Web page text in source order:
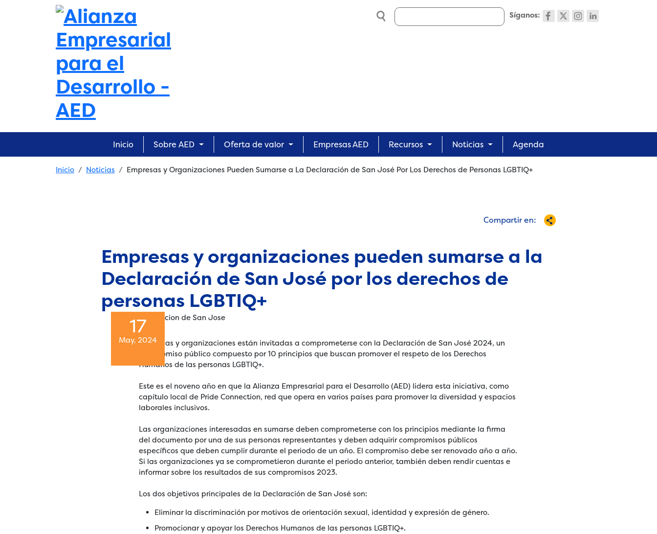
Skip to main content
Síganos:
Search
Main navigation
Inicio Sobre AED Oferta de valor Empresas AED Recursos Noticias Agenda
Breadcrumb
Inicio Noticias Empresas y Organizaciones Pueden Sumarse a La Declaración de San José Por Los Derechos de Personas LGBTIQ+
Compartir en:
Empresas y organizaciones pueden sumarse a la
Declaración de San José por los derechos de
personas LGBTIQ+
17
May, 2024Empresas y organizaciones están invitadas a comprometerse con la Declaración de San José 2024, un
compromiso público compuesto por 10 principios que buscan promover el respeto de los Derechos
Humanos de las personas LGBTIQ+.
Este es el noveno año en que la Alianza Empresarial para el Desarrollo (AED) lidera esta iniciativa, como
capítulo local de Pride Connection, red que opera en varios países para promover la diversidad y espacios
laborales inclusivos.
Las organizaciones interesadas en sumarse deben comprometerse con los principios mediante la firma
del documento por una de sus personas representantes y deben adquirir compromisos públicos
específicos que deben cumplir durante el periodo de un año. El compromiso debe ser renovado año a año.
Si las organizaciones ya se comprometieron durante el periodo anterior, también deben rendir cuentas e
informar sobre los resultados de sus compromisos 2023.
Los dos objetivos principales de la Declaración de San José son:
Eliminar la discriminación por motivos de orientación sexual, identidad y expresión de género.
Promocionar y apoyar los Derechos Humanos de las personas LGBTIQ+.